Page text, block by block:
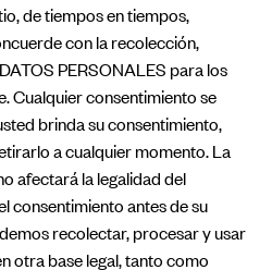
de tiempos en tiempos,
con la recolección,
PERSONALES para los
Cualquier consentimiento se
brinda su consentimiento,
a cualquier momento. La
afectará la legalidad del
consentimiento antes de su
recolectar, procesar y usar
otra base legal, tanto como